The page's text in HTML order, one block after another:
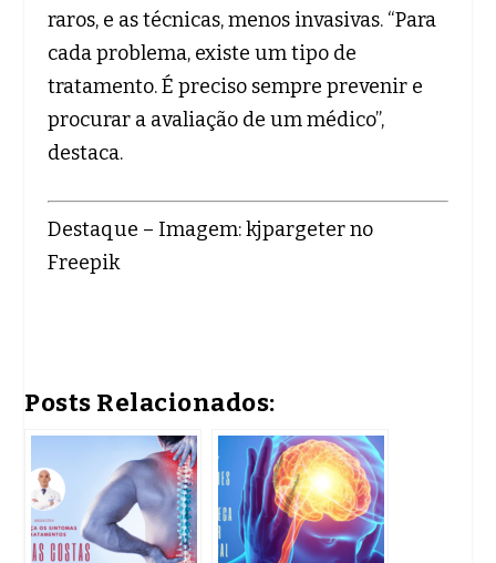
raros, e as técnicas, menos invasivas. “Para
cada problema, existe um tipo de
tratamento. É preciso sempre prevenir e
procurar a avaliação de um médico”,
destaca.
Destaque – Imagem: kjpargeter no
Freepik
Posts Relacionados: